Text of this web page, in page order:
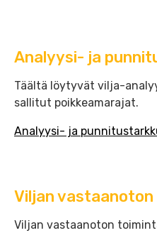
Analyysi- ja
Täältä löytyvät vilja-
sallitut poikkeamarajat.
Analyysi- ja
Viljan
Viljan vastaanoton